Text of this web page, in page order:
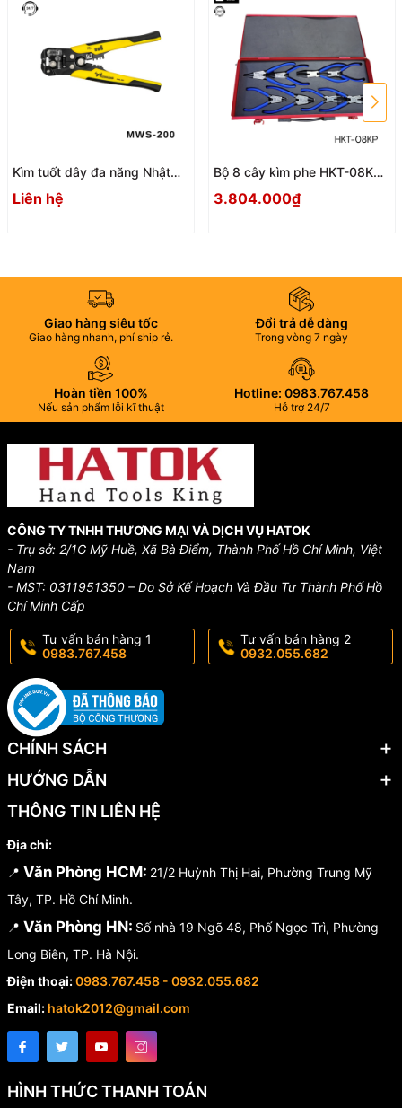
Kìm tuốt dây đa năng Nhật
Bản Tsunoda MWS-200
Liên hệ
Bộ 8 cây kìm phe HKT-08KP
3.804.000₫
Giao hàng siêu tốc
Giao hàng nhanh, phí ship rẻ.
Đổi trả dễ dàng
Trong vòng 7 ngày
Hoàn tiền 100%
Nếu sản phẩm lỗi kĩ thuật
Hotline: 0983.767.458
Hỗ trợ 24/7
CÔNG TY TNHH THƯƠNG MẠI VÀ DỊCH VỤ HATOK
- Trụ sở: 2/1G Mỹ Huề, Xã Bà Điểm, Thành Phố Hồ Chí Minh, Việt
Nam
- MST: 0311951350 – Do Sở Kế Hoạch Và Đầu Tư Thành Phố Hồ
Chí Minh Cấp
Tư vấn bán hàng 1
0983.767.458
Tư vấn bán hàng 2
0932.055.682
CHÍNH SÁCH
HƯỚNG DẪN
THÔNG TIN LIÊN HỆ
Địa chỉ:
📍 Văn Phòng HCM: 21/2 Huỳnh Thị Hai, Phường Trung Mỹ
Tây, TP. Hồ Chí Minh.
📍 Văn Phòng HN: Số nhà 19 Ngõ 48, Phố Ngọc Trì, Phường
Long Biên, TP. Hà Nội.
Điện thoại:0983.767.458 - 0932.055.682
Email: hatok2012@gmail.com
HÌNH THỨC THANH TOÁN